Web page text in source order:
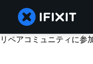
リペアコミュニティに参